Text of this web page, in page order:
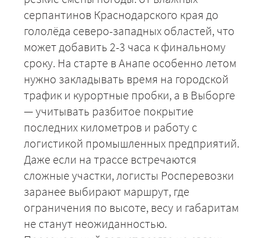
серпантинов Краснодарского края до
гололёда северо-западных областей, что
может добавить 2-3 часа к финальному
сроку. На старте в Анапе особенно летом
нужно закладывать время на городской
трафик и курортные пробки, а в Выборге
— учитывать разбитое покрытие
последних километров и работу с
логистикой промышленных предприятий.
Даже если на трассе встречаются
сложные участки, логисты Росперевозки
заранее выбирают маршрут, где
ограничения по высоте, весу и габаритам
не станут неожиданностью.
+7 (499) 520-05-23
ЗАКАЗАТЬ